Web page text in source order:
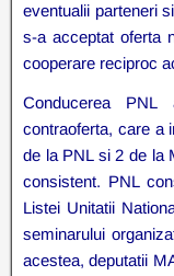
eventualii parteneri
s-a acceptat oferta
cooperare reciproc
Conducerea
contraoferta, care a
de la PNL si 2 de la
consistent. PNL
Listei Unitatii
seminarului
acestea, deputatii